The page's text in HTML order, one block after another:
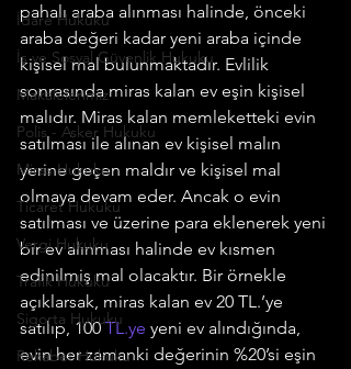
İdare Hukuku
İş ve Sosyal Güvenlik Hukuku
Makalelerimiz
Polis - Asker Hukuku
Miras Hukuku
Ticaret Hukuku
Vergi Hukuku
Trafik Hukuku
Sigorta Hukuku
Rekabet Hukuku
pahalı araba alınması halinde, önceki
araba değeri kadar yeni araba içinde
kişisel mal bulunmaktadır. Evlilik
sonrasında miras kalan ev eşin kişisel
malıdır. Miras kalan memleketteki evin
satılması ile alınan ev kişisel malın
yerine geçen maldır ve kişisel mal
olmaya devam eder. Ancak o evin
satılması ve üzerine para eklenerek yeni
bir ev alınması halinde ev kısmen
edinilmiş mal olacaktır. Bir örnekle
açıklarsak, miras kalan ev 20 TL.’ye
satılıp, 100 TL.ye yeni ev alındığında,
evin her zamanki değerinin %20’si eşin